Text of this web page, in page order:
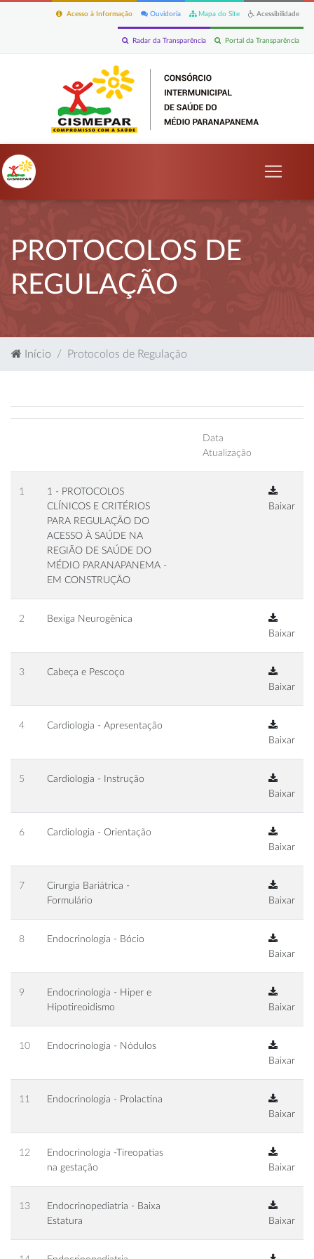
Acessibilidade
Mapa do Site
Ouvidoria
Acesso à Informação
Portal da Transparência
Radar da Transparência
PROTOCOLOS DE
REGULAÇÃO
Início Protocolos de Regulação
Data
Atualização
1
1 - PROTOCOLOS
CLÍNICOS E CRITÉRIOS
PARA REGULAÇÃO DO
ACESSO À SAÚDE NA
REGIÃO DE SAÚDE DO
MÉDIO PARANAPANEMA -
EM CONSTRUÇÃO
Baixar
2
Bexiga Neurogênica
Baixar
3
Cabeça e Pescoço
Baixar
4
Cardiologia - Apresentação
Baixar
5
Cardiologia - Instrução
Baixar
6
Cardiologia - Orientação
Baixar
7
Cirurgia Bariátrica -
Formulário
Baixar
8
Endocrinologia - Bócio
Baixar
9
Endocrinologia - Hiper e
Hipotireoidismo
Baixar
10
Endocrinologia - Nódulos
Baixar
11
Endocrinologia - Prolactina
Baixar
12
Endocrinologia -Tireopatias
na gestação
Baixar
13
Endocrinopediatria - Baixa
Estatura
Baixar